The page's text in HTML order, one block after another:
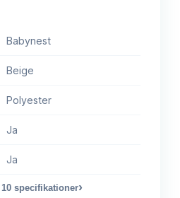
Babynest
Beige
Polyester
Ja
Ja
10 specifikationer›